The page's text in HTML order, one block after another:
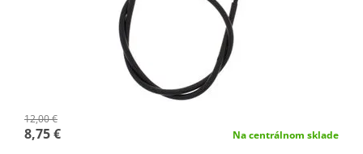
12,00 €
8,75 € Na centrálnom sklade